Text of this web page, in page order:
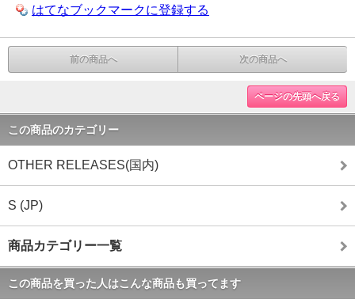
はてなブックマークに登録する
前の商品へ 次の商品へ
ページの先頭へ戻る
この商品のカテゴリー
OTHER RELEASES(国内)
S (JP)
商品カテゴリー一覧
この商品を買った人はこんな商品も買ってます